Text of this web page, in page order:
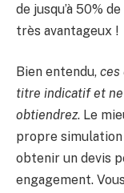
de jusqu’à 50%
très avantageux !
Bien entendu, ces
titre indicatif et
obtiendrez. Le
propre
obtenir un devis
engagement.